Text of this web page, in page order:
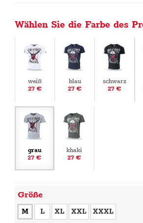
Wählen Sie die Farbe des
weiß
27 €
blau
27 €
schwarz
27 €
grau
27 €
khaki
27 €
Größe
M L XL XXL XXXL